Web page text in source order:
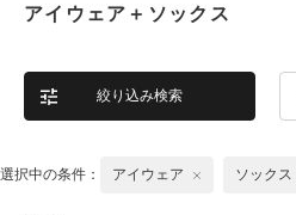
アイウェア＋ソックス
絞り込み検索
選択中の条件： アイウェア ソックス